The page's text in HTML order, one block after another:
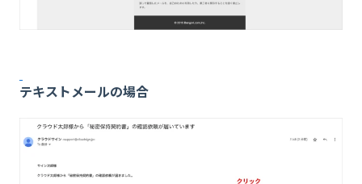
テキストメールの場合